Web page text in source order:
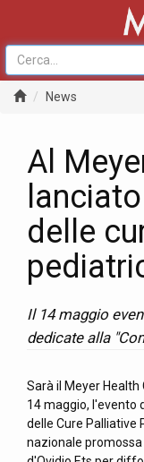
News
Al
delle
Il 14 maggio
dedicate alla
Sarà il Meyer
14 maggio, l'evento
delle Cure Palliative
nazionale